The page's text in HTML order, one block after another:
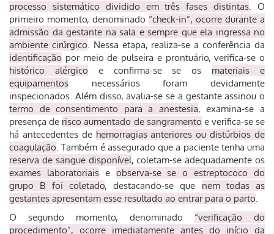
processo sistemático dividido em três fases distintas. O
primeiro momento, denominado “check-in”, ocorre durante a
admissão da gestante na sala e sempre que ela ingressa no
ambiente cirúrgico. Nessa etapa, realiza-se a conferência da
identificação por meio de pulseira e prontuário, verifica-se o
histórico alérgico e confirma-se se os materiais e
equipamentos necessários foram devidamente
inspecionados. Além disso, avalia-se se a gestante assinou o
termo de consentimento para a anestesia, examina-se a
presença de risco aumentado de sangramento e verifica-se se
há antecedentes de hemorragias anteriores ou distúrbios de
coagulação. Também é assegurado que a paciente tenha uma
reserva de sangue disponível, coletam-se adequadamente os
exames laboratoriaise observa-se se o estreptococo do
grupo B foi coletado, destacando-se que nem todas as
gestantes apresentam esse resultado ao entrar para o parto.
O segundo momento, denominado “verificação do
procedimento”, ocorre imediatamente antes do início da